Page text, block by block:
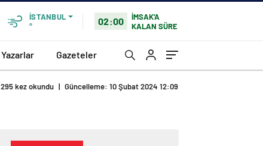
İSTANBUL
°
02:00
İMSAK'A
KALAN SÜRE
Yazarlar Gazeteler
295 kez okundu | Güncelleme: 10 Şubat 2024 12:09